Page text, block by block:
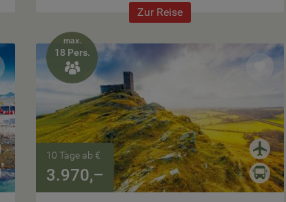
Zur Reise
max.
18 Pers.

10 Tage ab €
3.970,–